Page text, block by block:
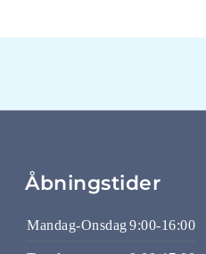
Åbningstider
Mandag-Onsdag9:00-16:00